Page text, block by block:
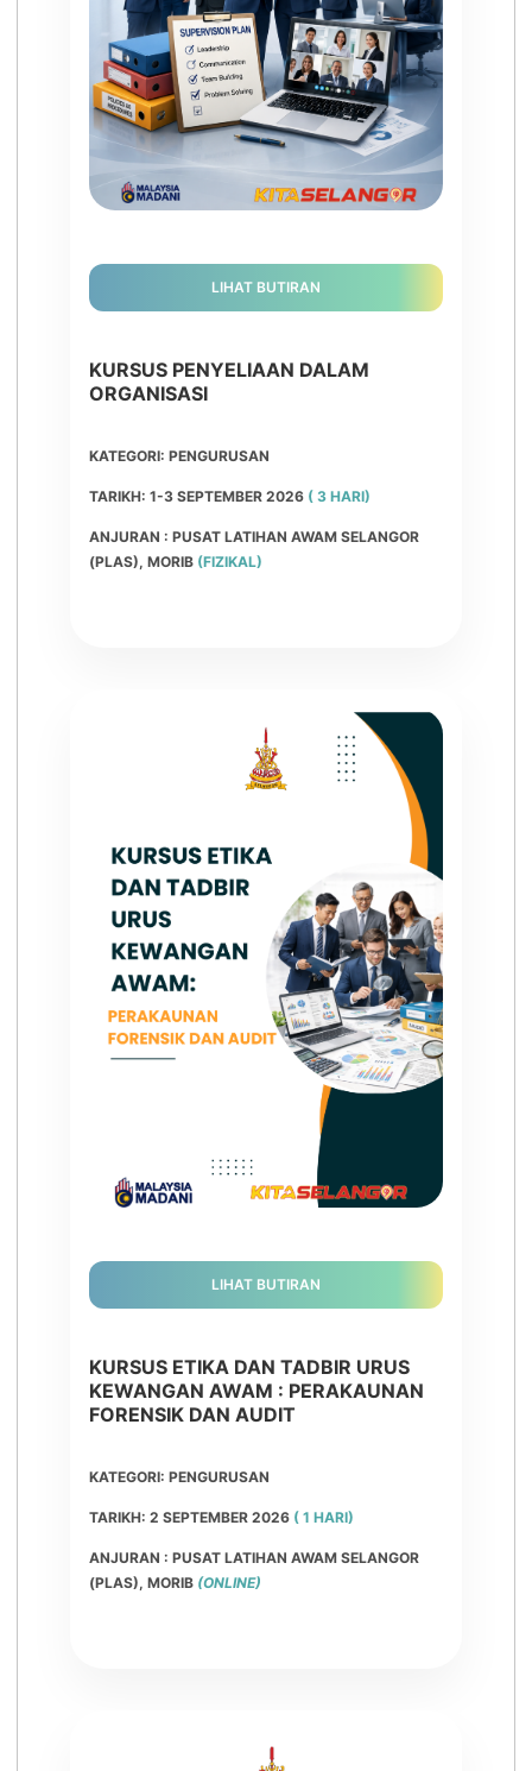
LIHAT BUTIRAN
KURSUS PENYELIAAN DALAM
ORGANISASI
KATEGORI: PENGURUSAN
TARIKH: 1-3 SEPTEMBER 2026 ( 3 HARI)
ANJURAN : PUSAT LATIHAN AWAM SELANGOR
(PLAS), MORIB (FIZIKAL)
LIHAT BUTIRAN
KURSUS ETIKA DAN TADBIR URUS
KEWANGAN AWAM : PERAKAUNAN
FORENSIK DAN AUDIT
KATEGORI: PENGURUSAN
TARIKH: 2 SEPTEMBER 2026 ( 1 HARI)
ANJURAN : PUSAT LATIHAN AWAM SELANGOR
(PLAS), MORIB (ONLINE)